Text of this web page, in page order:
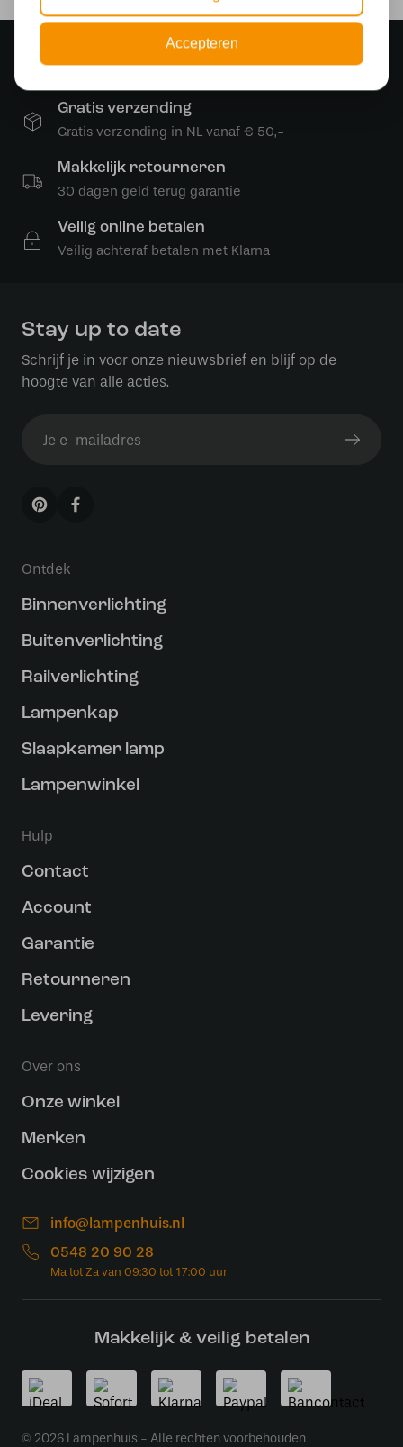
Sfeervolle showroom
Gratis verzending
Gratis verzending in NL vanaf € 50,-
Makkelijk retourneren
30 dagen geld terug garantie
Veilig online betalen
Veilig achteraf betalen met Klarna
Stay up to date
Schrijf je in voor onze nieuwsbrief en blijf op de
hoogte van alle acties.
Ontdek
Binnenverlichting
Buitenverlichting
Railverlichting
Lampenkap
Slaapkamer lamp
Lampenwinkel
Hulp
Contact
Account
Garantie
Retourneren
Levering
Over ons
Onze winkel
Merken
Cookies wijzigen
info@lampenhuis.nl
0548 20 90 28
Makkelijk & veilig betalen
© 2026 Lampenhuis - Alle rechten voorbehouden
Accepteren